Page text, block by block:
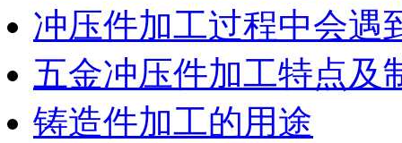
冲压件加工过程中会遇
五金冲压件加工特点及
铸造件加工的用途